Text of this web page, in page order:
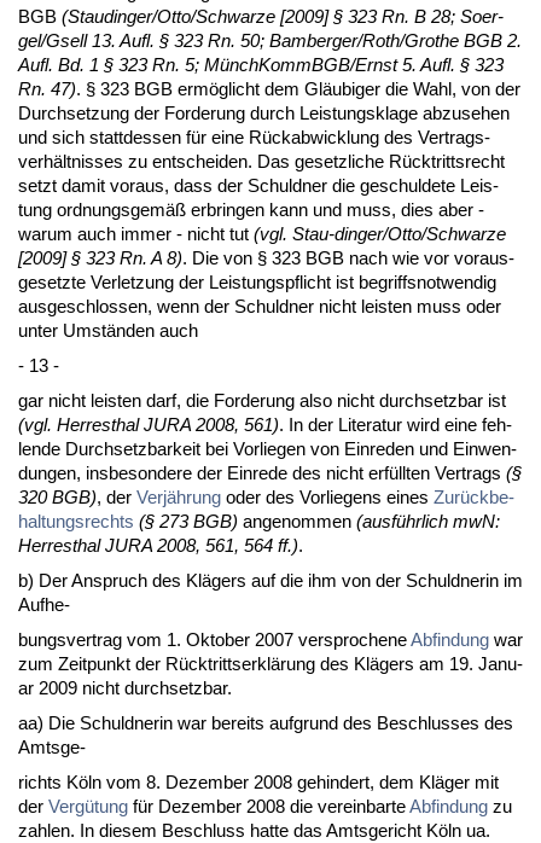
BGB (Stau­din­ger/Ot­to/Schwar­ze [2009] § 323 Rn. B 28; So­er­
gel/Gsell 13. Aufl. § 323 Rn. 50; Bam­ber­ger/Roth/Gro­the BGB 2.
Aufl. Bd. 1 § 323 Rn. 5; Münch­KommBGB/Ernst 5. Aufl. § 323
Rn. 47). § 323 BGB ermöglicht dem Gläubi­ger die Wahl, von der
Durch­set­zung der For­de­rung durch Leis­tungs­kla­ge ab­zu­se­hen
und sich statt­des­sen für ei­ne Rück­ab­wick­lung des Ver­trags­
verhält­nis­ses zu ent­schei­den. Das ge­setz­li­che Rück­tritts­recht
setzt da­mit vor­aus, dass der Schuld­ner die ge­schul­de­te Leis­
tung ord­nungs­gemäß er­brin­gen kann und muss, dies aber -
war­um auch im­mer - nicht tut (vgl. Stau-din­ger/Ot­to/Schwar­ze
[2009] § 323 Rn. A 8). Die von § 323 BGB nach wie vor vor­aus­
ge­setz­te Ver­let­zung der Leis­tungs­pflicht ist be­griffs­not­wen­dig
aus­ge­schlos­sen, wenn der Schuld­ner nicht leis­ten muss oder
un­ter Umständen auch
- 13 -
gar nicht leis­ten darf, die For­de­rung al­so nicht durch­setz­bar ist
(vgl. Her­res­thal JU­RA 2008, 561). In der Li­te­ra­tur wird ei­ne feh­
len­de Durch­setz­bar­keit bei Vor­lie­gen von Ein­re­den und Ein­wen­
dun­gen, ins­be­son­de­re der Ein­re­de des nicht erfüll­ten Ver­trags (§
320 BGB), der Verjährung oder des Vor­lie­gens ei­nes Zurück­be­
hal­tungs­rechts (§ 273 BGB) an­ge­nom­men (ausführ­lich mwN:
Her­res­thal JU­RA 2008, 561, 564 ff.).
b) Der An­spruch des Klägers auf die ihm von der Schuld­ne­rin im
Auf­he-
bungs­ver­trag vom 1. Ok­to­ber 2007 ver­spro­che­neAb­fin­dung war
zum Zeit­punkt der Rück­tritts­erklärung des Klägers am 19. Ja­nu­
ar 2009 nicht durch­setz­bar.
aa) Die Schuld­ne­rin war be­reits auf­grund des Be­schlus­ses des
Amts­ge-
richts Köln vom 8. De­zem­ber 2008 ge­hin­dert, dem Kläger mit
der Vergütung für De­zem­ber 2008 die ver­ein­bar­teAb­fin­dung zu
zah­len. In die­sem Be­schluss hat­te das Amts­ge­richt Köln ua.